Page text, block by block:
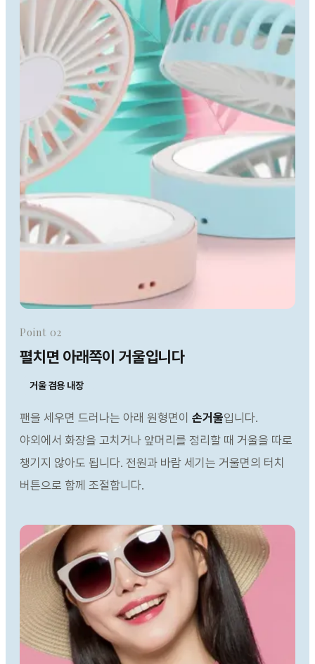
Point 02
펼치면 아래쪽이 거울입니다
거울 겸용 내장
팬을 세우면 드러나는 아래 원형면이 손거울입니다.
야외에서 화장을 고치거나 앞머리를 정리할 때 거울을 따로
챙기지 않아도 됩니다. 전원과 바람 세기는 거울면의 터치
버튼으로 함께 조절합니다.